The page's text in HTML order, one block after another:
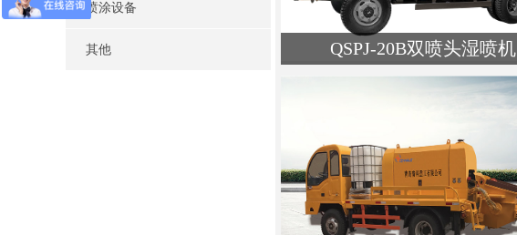
喷涂设备
其他 QSPJ-20B双喷头湿喷机
类名:湿喷机